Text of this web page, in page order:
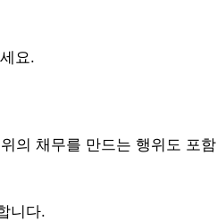
요.
의 채무를 만드는 행위도 포함
니다.